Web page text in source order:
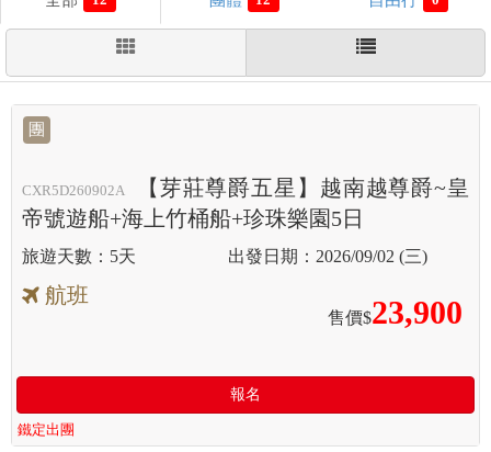
團
CXR5D260902A
【芽莊尊爵五星】越南越尊爵~皇
帝號遊船+海上竹桶船+珍珠樂園5日
5天 2026/09/02 (三)
航班
售價$23,900
報名
鐵定出團